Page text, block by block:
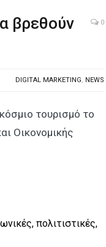
βρεθούν
0
DIGITAL MARKETING, NEWS
τουρισμό το
Οικονομικής
πολιτιστικές,